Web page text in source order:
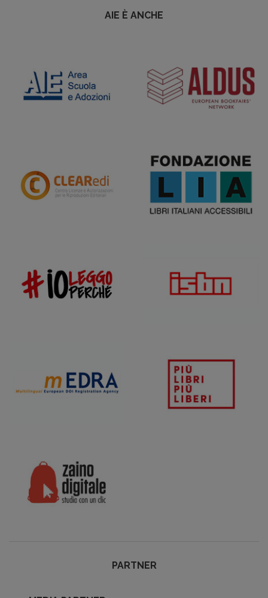
AIE È ANCHE
PARTNER